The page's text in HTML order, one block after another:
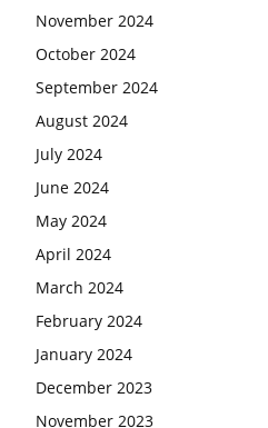
November 2024
October 2024
September 2024
August 2024
July 2024
June 2024
May 2024
April 2024
March 2024
February 2024
January 2024
December 2023
November 2023